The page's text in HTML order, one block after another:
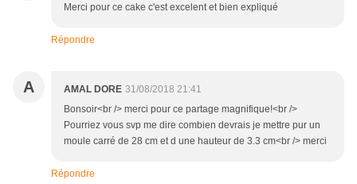
Merci pour ce cake c'est excelent et bien expliqué
Répondre
A AMAL DORE 31/08/2018 21:41
Bonsoir<br /> merci pour ce partage magnifique!<br />
Pourriez vous svp me dire combien devrais je mettre pur un
moule carré de 28 cm et d une hauteur de 3.3 cm<br /> merci
Répondre